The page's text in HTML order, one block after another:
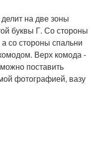
на две зоны
буквы Г. Со стороны
а со стороны спальни
Верх комода -
поставить
фотографией, вазу